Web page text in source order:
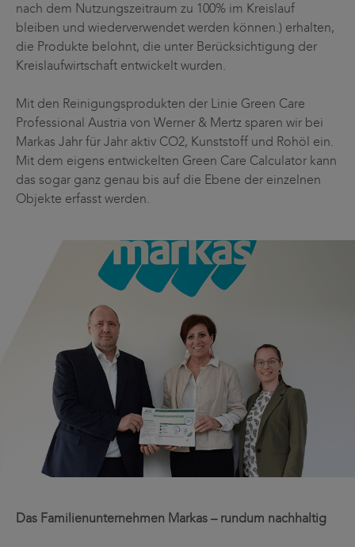
nach dem Nutzungszeitraum zu 100% im Kreislauf
bleiben und wiederverwendet werden können.) erhalten,
die Produkte belohnt, die unter Berücksichtigung der
Kreislaufwirtschaft entwickelt wurden.
Mit den Reinigungsprodukten der Linie Green Care
Professional Austria von Werner & Mertz sparen wir bei
Markas Jahr für Jahr aktiv CO2, Kunststoff und Rohöl ein.
Mit dem eigens entwickelten Green Care Calculator kann
das sogar ganz genau bis auf die Ebene der einzelnen
Objekte erfasst werden.
Das Familienunternehmen Markas – rundum nachhaltig